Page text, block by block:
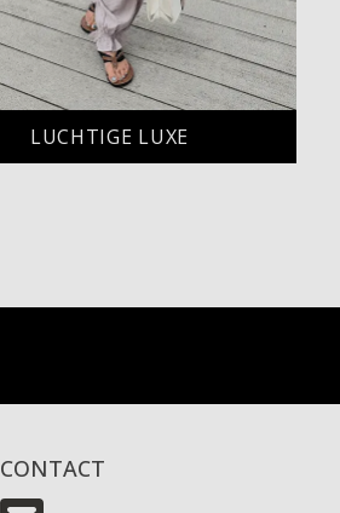
LUCHTIGE LUXE
CONTACT